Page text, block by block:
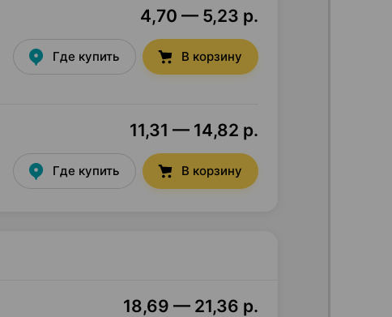
4,70 — 5,23 р.
Где купить В корзину
11,31 — 14,82 р.
Где купить В корзину
18,69 — 21,36 р.